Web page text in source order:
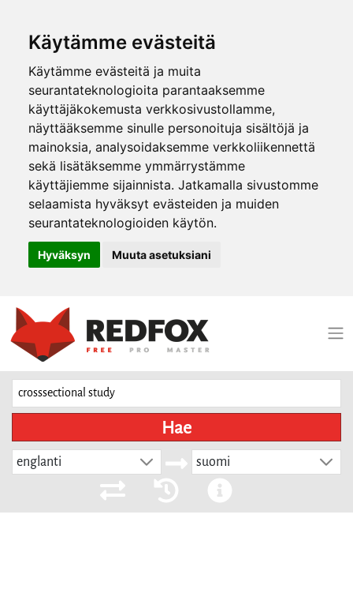
Käytämme evästeitä
Käytämme evästeitä ja muita
seurantateknologioita parantaaksemme
käyttäjäkokemusta verkkosivustollamme,
näyttääksemme sinulle personoituja sisältöjä ja
mainoksia, analysoidaksemme verkkoliikennettä
sekä lisätäksemme ymmärrystämme
käyttäjiemme sijainnista. Jatkamalla sivustomme
selaamista hyväksyt evästeiden ja muiden
seurantateknologioiden käytön.
Hyväksyn Muuta asetuksiani
Hae
englanti suomi